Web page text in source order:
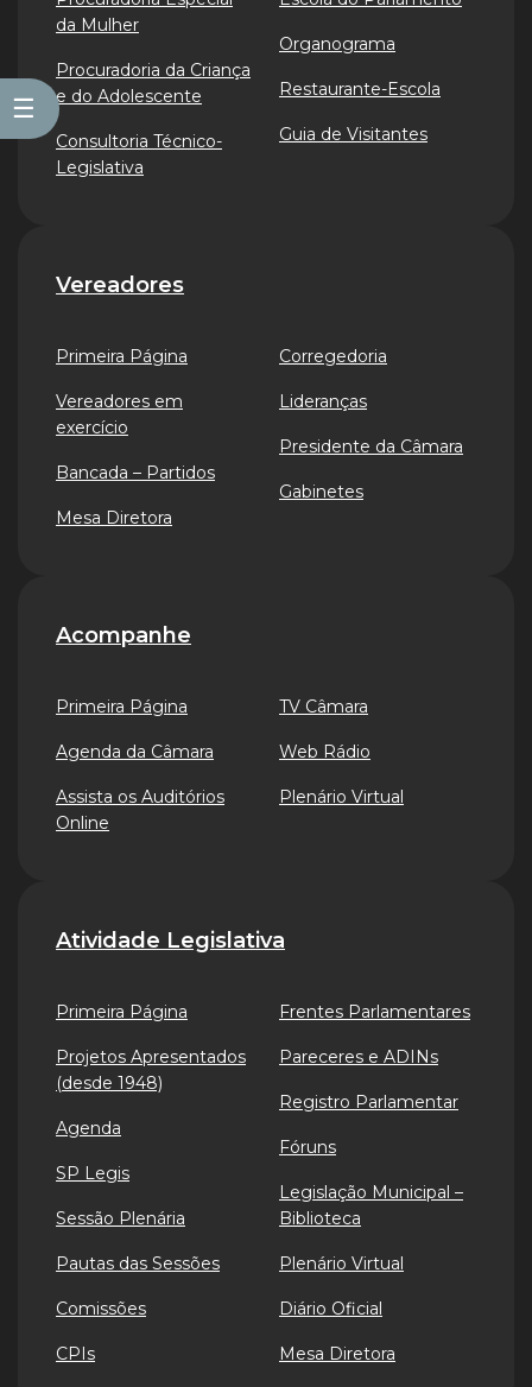
☰
da Mulher
Procuradoria da Criança
e do Adolescente
Consultoria Técnico-
Legislativa
Organograma
Restaurante-Escola
Guia de Visitantes
Vereadores
Primeira Página
Vereadores em
exercício
Bancada – Partidos
Mesa Diretora
Corregedoria
Lideranças
Presidente da Câmara
Gabinetes
Acompanhe
Primeira Página
Agenda da Câmara
Assista os Auditórios
Online
TV Câmara
Web Rádio
Plenário Virtual
Atividade Legislativa
Primeira Página
Projetos Apresentados
(desde 1948)
Agenda
SP Legis
Sessão Plenária
Pautas das Sessões
Comissões
CPIs
Frentes Parlamentares
Pareceres e ADINs
Registro Parlamentar
Fóruns
Legislação Municipal –
Biblioteca
Plenário Virtual
Diário Oficial
Mesa Diretora